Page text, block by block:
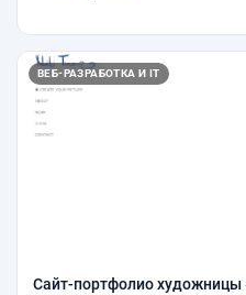
ВЕБ-РАЗРАБОТКА И IT
Сайт-портфолио художницы